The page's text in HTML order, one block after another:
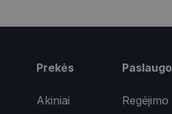
Prekės
Akiniai
Pavadinimas